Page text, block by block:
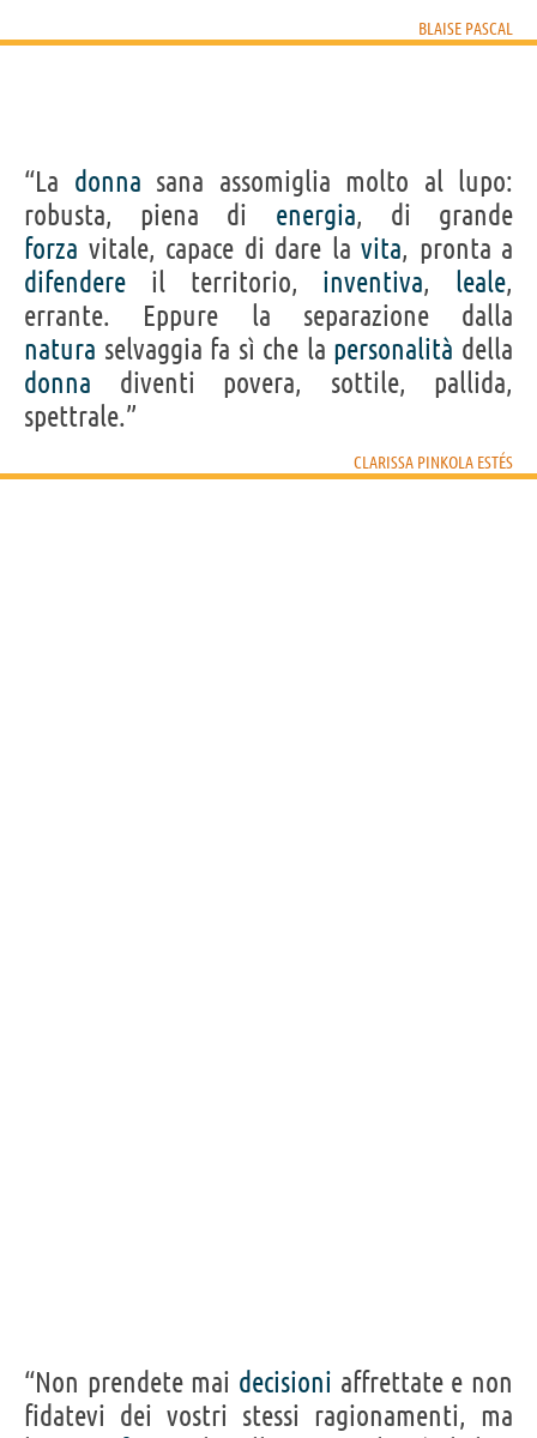
BLAISE PASCAL
“La donna sana assomiglia molto al lupo:
robusta, piena di energia, di grande
forza vitale, capace di dare la vita, pronta a
difendere il territorio, inventiva, leale,
errante. Eppure la separazione dalla
natura selvaggia fa sì che la personalità della
donna diventi povera, sottile, pallida,
spettrale.”
CLARISSA PINKOLA ESTÉS
“Non prendete mai decisioni affrettate e non
fidatevi dei vostri stessi ragionamenti, ma